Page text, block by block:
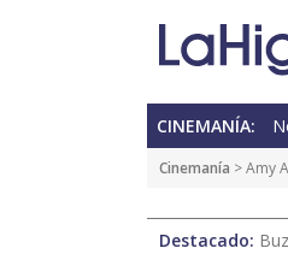
CINEMANÍA:
Cinemanía > Amy
Destacado: